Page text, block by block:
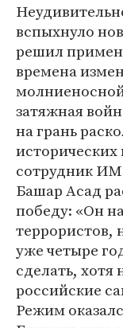
вспыхнуло
решил
времена
затяжная
на грань
сотрудник
Башар Асад
победу: «Он
террористов,
уже четыре
сделать, хотя
российские
Режим